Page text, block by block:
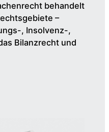
behandelt
–
, Insolvenz-,
Bilanzrecht und